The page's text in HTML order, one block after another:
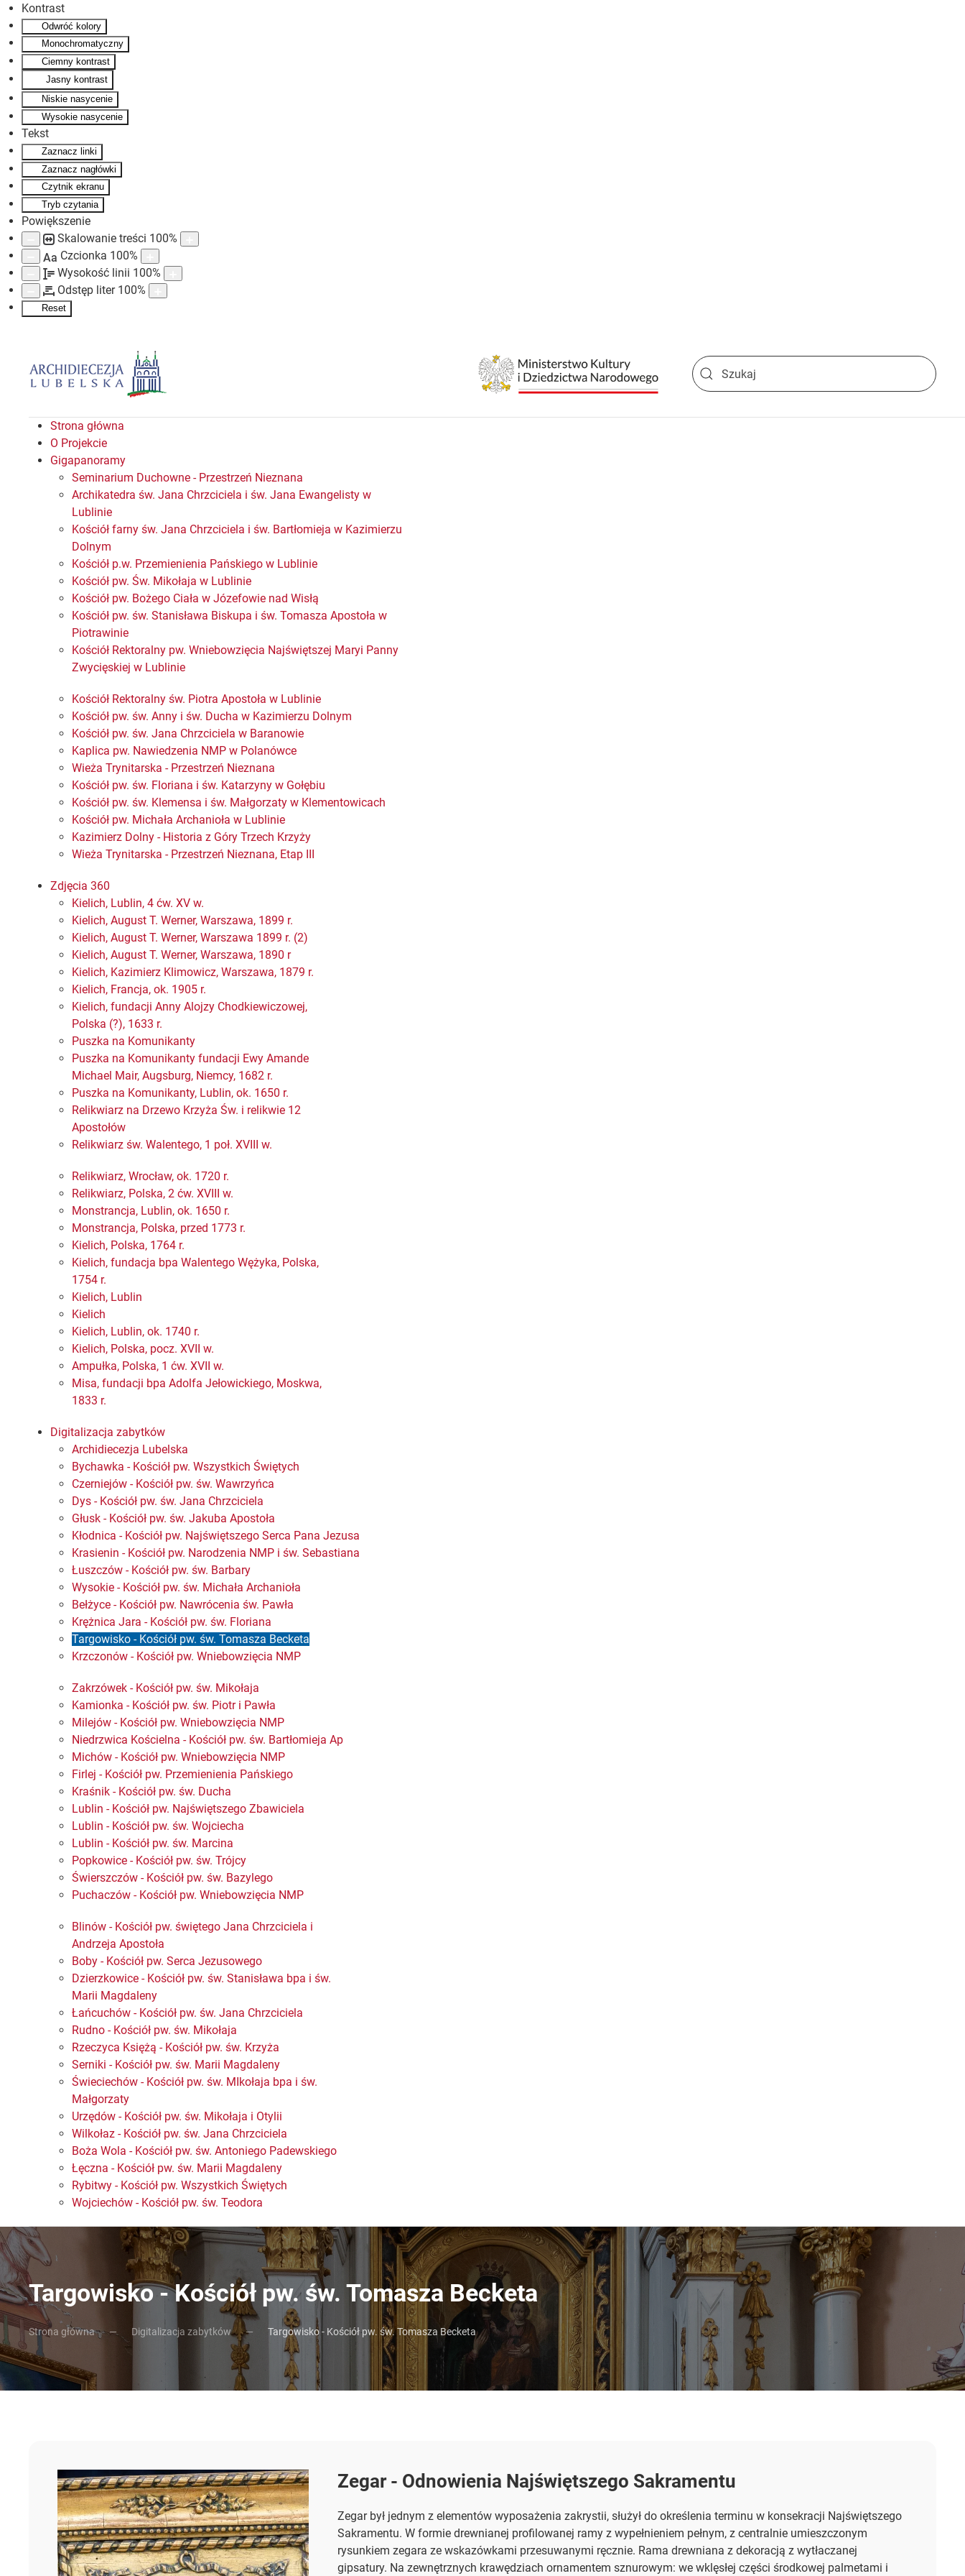
Kontrast
Odwróć kolory
Monochromatyczny
Ciemny kontrast
Jasny kontrast
Niskie nasycenie
Wysokie nasycenie
Tekst
Zaznacz linki
Zaznacz nagłówki
Czytnik ekranu
Tryb czytania
Powiększenie
Skalowanie treści 100%
Aa Czcionka 100%
Wysokość linii 100%
Odstęp liter 100%
Reset
Skip to main content
Strona główna
O Projekcie
Gigapanoramy
Seminarium Duchowne - Przestrzeń Nieznana
Archikatedra św. Jana Chrzciciela i św. Jana Ewangelisty w
Lublinie
Kościół farny św. Jana Chrzciciela i św. Bartłomieja w Kazimierzu
Dolnym
Kościół p.w. Przemienienia Pańskiego w Lublinie
Kościół pw. Św. Mikołaja w Lublinie
Kościół pw. Bożego Ciała w Józefowie nad Wisłą
Kościół pw. św. Stanisława Biskupa i św. Tomasza Apostoła w
Piotrawinie
Kościół Rektoralny pw. Wniebowzięcia Najświętszej Maryi Panny
Zwycięskiej w Lublinie
Kościół Rektoralny św. Piotra Apostoła w Lublinie
Kościół pw. św. Anny i św. Ducha w Kazimierzu Dolnym
Kościół pw. św. Jana Chrzciciela w Baranowie
Kaplica pw. Nawiedzenia NMP w Polanówce
Wieża Trynitarska - Przestrzeń Nieznana
Kościół pw. św. Floriana i św. Katarzyny w Gołębiu
Kościół pw. św. Klemensa i św. Małgorzaty w Klementowicach
Kościół pw. Michała Archanioła w Lublinie
Kazimierz Dolny - Historia z Góry Trzech Krzyży
Wieża Trynitarska - Przestrzeń Nieznana, Etap III
Zdjęcia 360
Kielich, Lublin, 4 ćw. XV w.
Kielich, August T. Werner, Warszawa, 1899 r.
Kielich, August T. Werner, Warszawa 1899 r. (2)
Kielich, August T. Werner, Warszawa, 1890 r
Kielich, Kazimierz Klimowicz, Warszawa, 1879 r.
Kielich, Francja, ok. 1905 r.
Kielich, fundacji Anny Alojzy Chodkiewiczowej,
Polska (?), 1633 r.
Puszka na Komunikanty
Puszka na Komunikanty fundacji Ewy Amande
Michael Mair, Augsburg, Niemcy, 1682 r.
Puszka na Komunikanty, Lublin, ok. 1650 r.
Relikwiarz na Drzewo Krzyża Św. i relikwie 12
Apostołów
Relikwiarz św. Walentego, 1 poł. XVIII w.
Relikwiarz, Wrocław, ok. 1720 r.
Relikwiarz, Polska, 2 ćw. XVIII w.
Monstrancja, Lublin, ok. 1650 r.
Monstrancja, Polska, przed 1773 r.
Kielich, Polska, 1764 r.
Kielich, fundacja bpa Walentego Wężyka, Polska,
1754 r.
Kielich, Lublin
Kielich
Kielich, Lublin, ok. 1740 r.
Kielich, Polska, pocz. XVII w.
Ampułka, Polska, 1 ćw. XVII w.
Misa, fundacji bpa Adolfa Jełowickiego, Moskwa,
1833 r.
Digitalizacja zabytków
Archidiecezja Lubelska
Bychawka - Kościół pw. Wszystkich Świętych
Czerniejów - Kościół pw. św. Wawrzyńca
Dys - Kościół pw. św. Jana Chrzciciela
Głusk - Kościół pw. św. Jakuba Apostoła
Kłodnica - Kościół pw. Najświętszego Serca Pana Jezusa
Krasienin - Kościół pw. Narodzenia NMP i św. Sebastiana
Łuszczów - Kościół pw. św. Barbary
Wysokie - Kościół pw. św. Michała Archanioła
Bełżyce - Kościół pw. Nawrócenia św. Pawła
Krężnica Jara - Kościół pw. św. Floriana
Targowisko - Kościół pw. św. Tomasza Becketa
Krzczonów - Kościół pw. Wniebowzięcia NMP
Zakrzówek - Kościół pw. św. Mikołaja
Kamionka - Kościół pw. św. Piotr i Pawła
Milejów - Kościół pw. Wniebowzięcia NMP
Niedrzwica Kościelna - Kościół pw. św. Bartłomieja Ap
Michów - Kościół pw. Wniebowzięcia NMP
Firlej - Kościół pw. Przemienienia Pańskiego
Kraśnik - Kościół pw. św. Ducha
Lublin - Kościół pw. Najświętszego Zbawiciela
Lublin - Kościół pw. św. Wojciecha
Lublin - Kościół pw. św. Marcina
Popkowice - Kościół pw. św. Trójcy
Świerszczów - Kościół pw. św. Bazylego​
Puchaczów - Kościół pw. Wniebowzięcia NMP
Blinów - Kościół pw. świętego Jana Chrzciciela i
Andrzeja Apostoła
Boby - Kościół pw. Serca Jezusowego
Dzierzkowice - Kościół pw. św. Stanisława bpa i św.
Marii Magdaleny
Łańcuchów - Kościół pw. św. Jana Chrzciciela
Rudno - Kościół pw. św. Mikołaja
Rzeczyca Księżą - Kościół pw. św. Krzyża
Serniki - Kościół pw. św. Marii Magdaleny
Świeciechów - Kościół pw. św. MIkołaja bpa i św.
Małgorzaty
Urzędów - Kościół pw. św. Mikołaja i Otylii
Wilkołaz - Kościół pw. św. Jana Chrzciciela
Boża Wola - Kościół pw. św. Antoniego Padewskiego
Łęczna - Kościół pw. św. Marii Magdaleny
Rybitwy - Kościół pw. Wszystkich Świętych
Wojciechów - Kościół pw. św. Teodora
Targowisko - Kościół pw. św. Tomasza Becketa
Strona główna Digitalizacja zabytków Targowisko - Kościół pw. św. Tomasza Becketa
Zegar - Odnowienia Najświętszego Sakramentu
Zegar był jednym z elementów wyposażenia zakrystii, służył do określenia terminu w konsekracji Najświętszego
Sakramentu. W formie drewnianej profilowanej ramy z wypełnieniem pełnym, z centralnie umieszczonym
rysunkiem zegara ze wskazówkami przesuwanymi ręcznie. Rama drewniana z dekoracją z wytłaczanej
gipsatury. Na zewnętrznych krawędziach ornamentem sznurowym: we wklęsłej części środkowej palmetami i